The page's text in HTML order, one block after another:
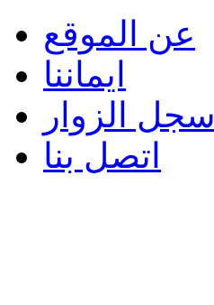
عن الموقع
ايماننا
سجل الزوار
اتصل بنا